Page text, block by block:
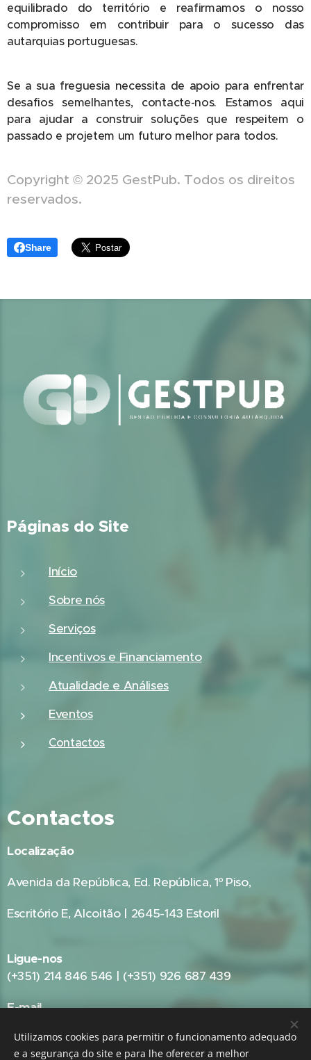
equilibrado do território e reafirmamos o nosso
compromisso em contribuir para o sucesso das
autarquias portuguesas.
Se a sua freguesia necessita de apoio para enfrentar
desafios semelhantes, contacte-nos. Estamos aqui
para ajudar a construir soluções que respeitem o
passado e projetem um futuro melhor para todos.
Copyright © 2025 GestPub. Todos os direitos
reservados.
Share
Páginas do Site
Início
Sobre nós
Serviços
Incentivos e Financiamento
Atualidade e Análises
Eventos
Contactos
Contactos
Localização
Avenida da República, Ed. República, 1º Piso,
Escritório E, Alcoitão | 2645-143 Estoril
Ligue-nos
(+351) 214 846 546 | (+351) 926 687 439
E-mail
Utilizamos cookies para permitir o funcionamento adequado
e a segurança do site e para lhe oferecer a melhor